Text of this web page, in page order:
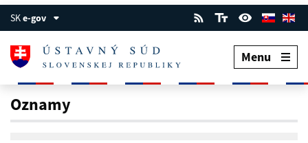
SKe-gov
Menu
Oznamy
Oznamy